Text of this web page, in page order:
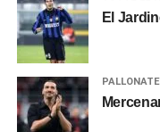
El
PALLONATE